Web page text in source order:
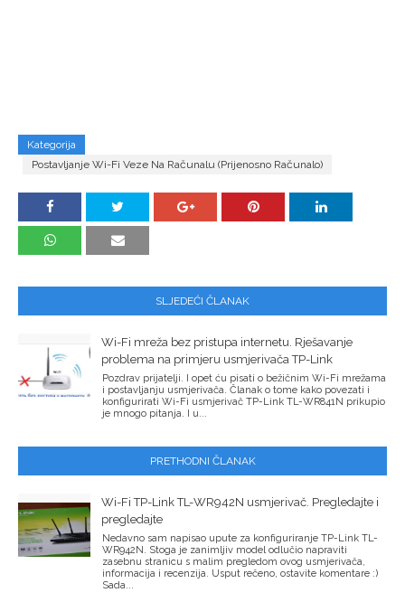
Kategorija
Postavljanje Wi-Fi Veze Na Računalu (prijenosno Računalo)
SLJEDEĆI ČLANAK
Wi-Fi mreža bez pristupa internetu. Rješavanje
problema na primjeru usmjerivača TP-Link
Pozdrav prijatelji. I opet ću pisati o bežičnim Wi-Fi mrežama
i postavljanju usmjerivača. Članak o tome kako povezati i
konfigurirati Wi-Fi usmjerivač TP-Link TL-WR841N prikupio
je mnogo pitanja. I u...
PRETHODNI ČLANAK
Wi-Fi TP-Link TL-WR942N usmjerivač. Pregledajte i
pregledajte
Nedavno sam napisao upute za konfiguriranje TP-Link TL-
WR942N. Stoga je zanimljiv model odlučio napraviti
zasebnu stranicu s malim pregledom ovog usmjerivača,
informacija i recenzija. Usput rečeno, ostavite komentare :)
Sada...